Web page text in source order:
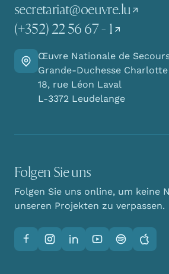
secretariat@oeuvre.lu
(+352) 22 56 67 - 1
Finden Sie den Weg zu uns
Œuvre Nationale de
Grande-Duchesse Charlotte
18, rue Léon Laval
L-3372 Leudelange
Folgen Sie uns
Folgen Sie uns online, um keine
unseren Projekten zu verpassen.
FacebookInstagramLinkedInYouTubeSpotifyApple